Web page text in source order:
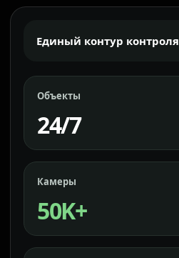
Единый контур контроля
Объекты
24/7
Камеры
50K+